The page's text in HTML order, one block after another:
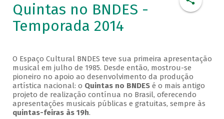
Quintas no BNDES -
Temporada 2014
O Espaço Cultural BNDES teve sua primeira apresentação
musical em julho de 1985. Desde então, mostrou-se
pioneiro no apoio ao desenvolvimento da produção
artística nacional: o Quintas no BNDESé o mais antigo
projeto de realização contínua no Brasil, oferecendo
apresentações musicais públicas e gratuitas, sempre às
quintas-feiras às 19h.